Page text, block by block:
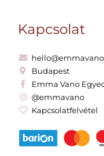
Kapcsolat
Budapest
Emma Vano
@emmavano
Kapcsolatfelvétel